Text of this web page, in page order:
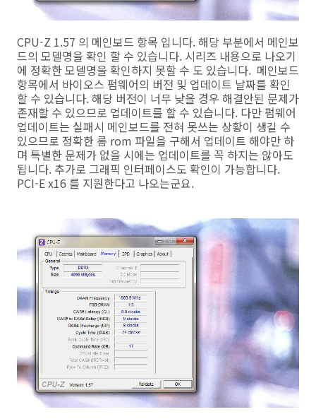
CPU-Z 1.57 의 메인보드 항목 입니다. 해당 부분에서 메인보
드의 모델명을 확인 할 수 있습니다. 시리즈 내용으로 나오기
에 정확한 모델명을 확인하지 못할 수 도 있습니다. 메인보드
항목에서 바이오스 펌웨어의 버전 및 업데이트 날짜를 확인
할 수 있습니다. 해당 버전이 너무 낮을 경우 해결안된 문제가
존재할 수 있으므로 업데이트를 할 수 있습니다. 다만 펌웨어
업데이트는 실패시 메인보드를 전혀 못쓰는 상황이 생길 수
있으므로 정확한 롬 rom 파일을 구해서 업데이트 해야만 하
며 특별한 문제가 없을 시에는 업데이트를 꼭 하지는 않아도
됩니다. 추가로 그래픽 인터페이스도 확인이 가능합니다.
PCI-E x16 를 지원한다고 나오는군요.